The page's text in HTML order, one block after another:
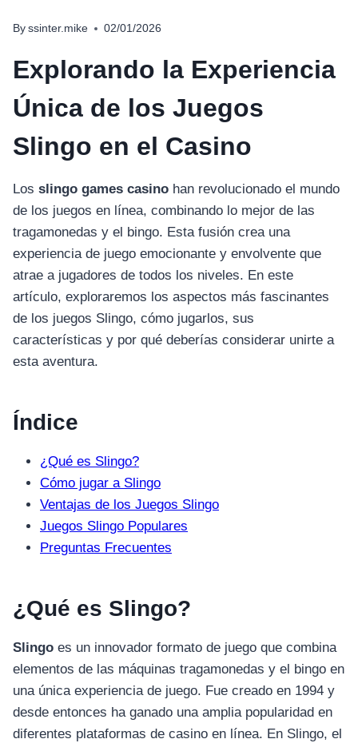
By ssinter.mike 02/01/2026
Explorando la Experiencia
Única de los Juegos
Slingo en el Casino
Los slingo games casino han revolucionado el mundo
de los juegos en línea, combinando lo mejor de las
tragamonedas y el bingo. Esta fusión crea una
experiencia de juego emocionante y envolvente que
atrae a jugadores de todos los niveles. En este
artículo, exploraremos los aspectos más fascinantes
de los juegos Slingo, cómo jugarlos, sus
características y por qué deberías considerar unirte a
esta aventura.
Índice
¿Qué es Slingo?
Cómo jugar a Slingo
Ventajas de los Juegos Slingo
Juegos Slingo Populares
Preguntas Frecuentes
¿Qué es Slingo?
Slingo es un innovador formato de juego que combina
elementos de las máquinas tragamonedas y el bingo en
una única experiencia de juego. Fue creado en 1994 y
desde entonces ha ganado una amplia popularidad en
diferentes plataformas de casino en línea. En Slingo, el